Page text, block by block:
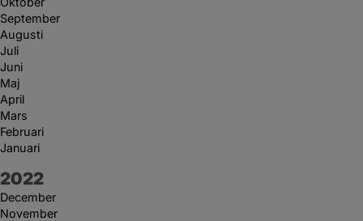
September
Augusti
Juli
Juni
Maj
April
Mars
Februari
Januari
År:
2022
December
November